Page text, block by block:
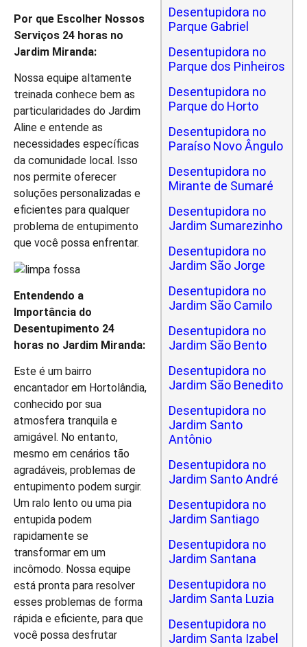
Por que Escolher Nossos
Serviços 24 horas no
Jardim Miranda:
Nossa equipe altamente
treinada conhece bem as
particularidades do Jardim
Aline e entende as
necessidades específicas
da comunidade local. Isso
nos permite oferecer
soluções personalizadas e
eficientes para qualquer
problema de entupimento
que você possa enfrentar.
Entendendo a
Importância do
Desentupimento 24
horas no Jardim Miranda:
Este é um bairro
encantador em Hortolândia,
conhecido por sua
atmosfera tranquila e
amigável. No entanto,
mesmo em cenários tão
agradáveis, problemas de
entupimento podem surgir.
Um ralo lento ou uma pia
entupida podem
rapidamente se
transformar em um
incômodo. Nossa equipe
está pronta para resolver
esses problemas de forma
rápida e eficiente, para que
você possa desfrutar
Desentupidora no
Parque Gabriel
Desentupidora no
Parque dos Pinheiros
Desentupidora no
Parque do Horto
Desentupidora no
Paraíso Novo Ângulo
Desentupidora no
Mirante de Sumaré
Desentupidora no
Jardim Sumarezinho
Desentupidora no
Jardim São Jorge
Desentupidora no
Jardim São Camilo
Desentupidora no
Jardim São Bento
Desentupidora no
Jardim São Benedito
Desentupidora no
Jardim Santo
Antônio
Desentupidora no
Jardim Santo André
Desentupidora no
Jardim Santiago
Desentupidora no
Jardim Santana
Desentupidora no
Jardim Santa Luzia
Desentupidora no
Jardim Santa Izabel